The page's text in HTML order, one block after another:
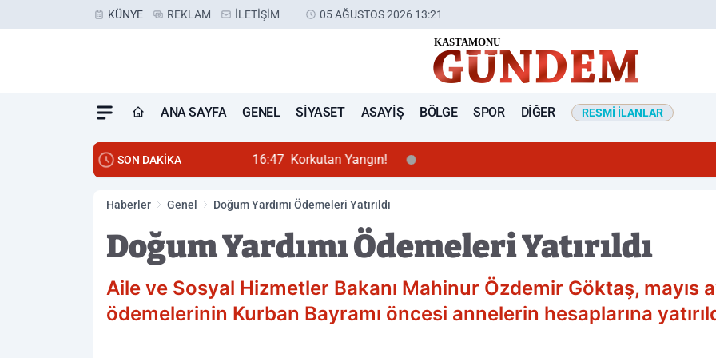
KÜNYE REKLAM İLETIŞIM 05 AĞUSTOS 2026 13:21
ANA SAYFA GENEL SIYASET ASAYIŞ BÖLGE SPOR DIĞER RESMI İLANLAR
SON DAKİKA Korkutan Yangın!
Haberler Genel Doğum Yardımı Ödemeleri Yatırıldı
Doğum Yardımı Ödemeleri Yatırıldı
Aile ve Sosyal Hizmetler Bakanı Mahinur Özdemir Göktaş, mayıs
ödemelerinin Kurban Bayramı öncesi annelerin hesaplarına